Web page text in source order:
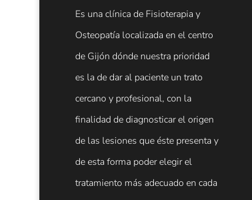
Es una clínica de Fisioterapia y
Osteopatía localizada en el centro
de Gijón dónde nuestra prioridad
es la de dar al paciente un trato
cercano y profesional, con la
finalidad de diagnosticar el origen
de las lesiones que éste presenta y
de esta forma poder elegir el
tratamiento más adecuado en cada